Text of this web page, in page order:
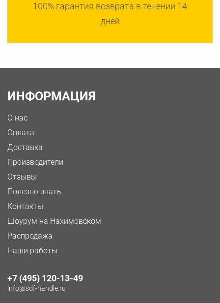
100% гарантия возврата в течении 14
дней
ИНФОРМАЦИЯ
О нас
Оплата
Доставка
Производители
Отзывы
Полезно знать
Контакты
Шоурум на Нахимовском
Распродажа
Наши работы
+7 (495) 120-13-49
info@sdf-handle.ru